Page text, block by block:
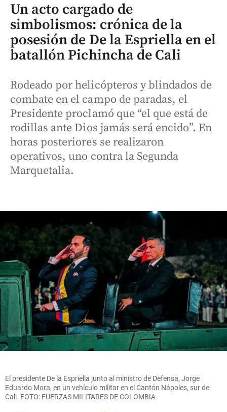
Un acto cargado de
simbolismos: crónica de la
posesión de De la Espriella en el
batallón Pichincha de Cali
Rodeado por helicópteros y blindados de
combate en el campo de paradas, el
Presidente proclamó que “el que está de
rodillas ante Dios jamás será encido”. En
horas posteriores se realizaron
operativos, uno contra la Segunda
Marquetalia.
El presidente De la Espriella junto al ministro de Defensa, Jorge
Eduardo Mora, en un vehículo militar en el Cantón Nápoles, sur de
Cali. FOTO: FUERZAS MILITARES DE COLOMBIA